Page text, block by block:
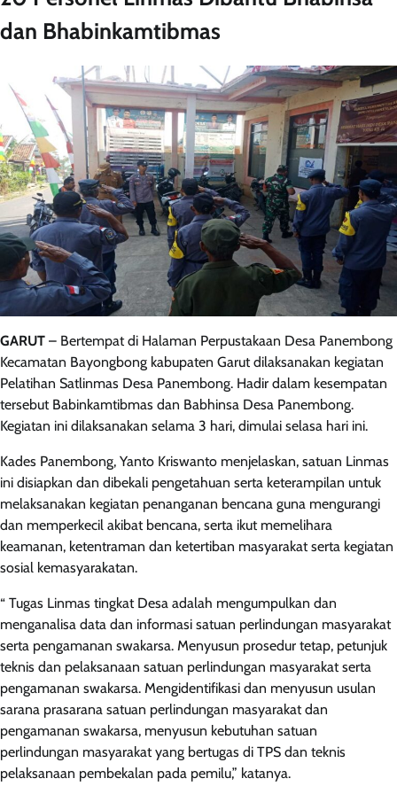
dan Bhabinkamtibmas
GARUT – Bertempat di Halaman Perpustakaan Desa Panembong
Kecamatan Bayongbong kabupaten Garut dilaksanakan kegiatan
Pelatihan Satlinmas Desa Panembong. Hadir dalam kesempatan
tersebut Babinkamtibmas dan Babhinsa Desa Panembong.
Kegiatan ini dilaksanakan selama 3 hari, dimulai selasa hari ini.
Kades Panembong, Yanto Kriswanto menjelaskan, satuan Linmas
ini disiapkan dan dibekali pengetahuan serta keterampilan untuk
melaksanakan kegiatan penanganan bencana guna mengurangi
dan memperkecil akibat bencana, serta ikut memelihara
keamanan, ketentraman dan ketertiban masyarakat serta kegiatan
sosial kemasyarakatan.
“ Tugas Linmas tingkat Desa adalah mengumpulkan dan
menganalisa data dan informasi satuan perlindungan masyarakat
serta pengamanan swakarsa. Menyusun prosedur tetap, petunjuk
teknis dan pelaksanaan satuan perlindungan masyarakat serta
pengamanan swakarsa. Mengidentifikasi dan menyusun usulan
sarana prasarana satuan perlindungan masyarakat dan
pengamanan swakarsa, menyusun kebutuhan satuan
perlindungan masyarakat yang bertugas di TPS dan teknis
pelaksanaan pembekalan pada pemilu,” katanya.